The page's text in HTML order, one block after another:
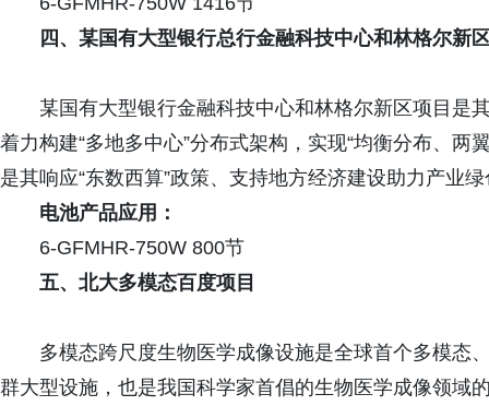
四、某国有大型银行总行金融科技中心和林格尔新
某国有大型银行金融科技中心和林格尔新区项目是
着力构建“多地多中心”分布式架构，实现“均衡分布、
是其响应“东数西算”政策、支持地方经济建设助力产业
电池产品应用：
6-GFMHR-750W 800节
五、北大多模态百度项目
多模态跨尺度生物医学成像设施是全球首个多模态
群大型设施，也是我国科学家首倡的生物医学成像领域